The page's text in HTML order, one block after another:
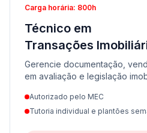
Carga horária: 800h
Técnico em
Transações
Gerencie documentação,
em avaliação e legislação
Autorizado pelo MEC
Tutoria individual e plantões